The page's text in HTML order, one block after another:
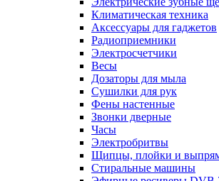
Климатическая техника
Аксессуары для гаджетов
Радиоприемники
Электросчетчики
Весы
Дозаторы для мыла
Сушилки для рук
Фены настенные
Звонки дверные
Часы
Электробритвы
Щипцы, плойки и
Стиральные машины